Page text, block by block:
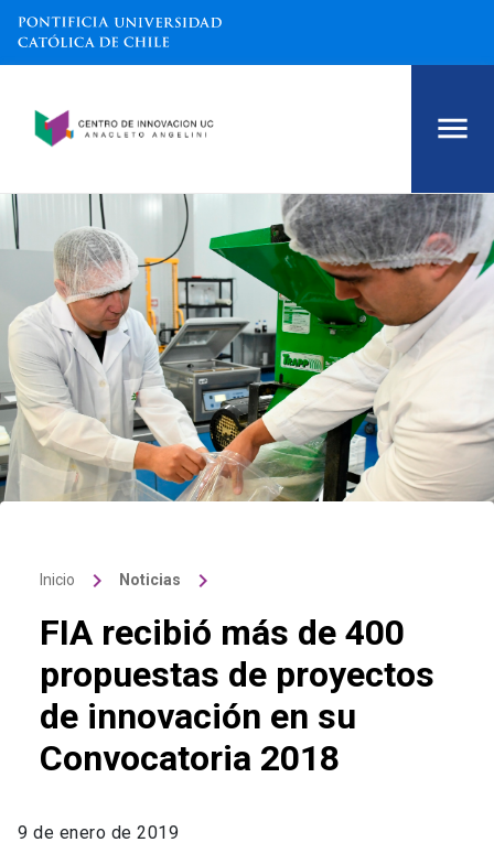
Inicio keyboard_arrow_right Noticias keyboard_arrow_right
FIA recibió más de 400
propuestas de proyectos
de innovación en su
Convocatoria 2018
9 de enero de 2019